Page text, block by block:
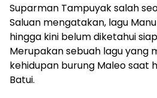
Suparman Tampuyak salah
Saluan mengatakan, lagu
hingga kini belum diketahui
Merupakan sebuah lagu
kehidupan burung Maleo saat
Batui.